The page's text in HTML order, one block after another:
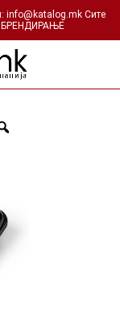
info@katalog.mk Сите
БРЕНДИРАЊЕ